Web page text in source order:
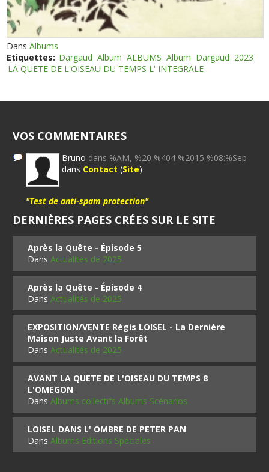
DansAlbums
Etiquettes: Dargaud Album ALBUMS Album Dargaud 2023
LA QUETE DE L'OISEAU DU TEMPS L' INTEGRALE
VOS COMMENTAIRES
Bruno dans %AM, %20 %404 %2015 %08:%Sep
dans Contact (Site)
"Test de anti-spam protection"
DERNIÈRES PAGES CRÉES SUR LE SITE
Après la Quête - Épisode 5
DansActualités de 2025
Après la Quête - Épisode 4
DansActualités de 2025
EXPOSITION/VENTE Régis LOISEL - La Dernière
Maison Juste Avant la Forêt
DansActualités de 2025
AVANT LA QUETE DE L'OISEAU DU TEMPS 8
L'OMEGON
DansAlbums collectifs Albums Scénarios
LOISEL DANS L' OMBRE DE PETER PAN
DansAlbums Editions Spéciales